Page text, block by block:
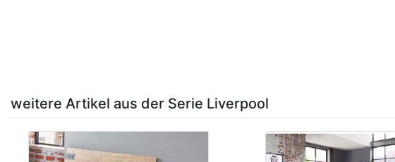
weitere Artikel aus der Serie Liverpool